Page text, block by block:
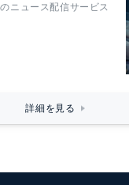
ニュース配信サービス
詳細を見る